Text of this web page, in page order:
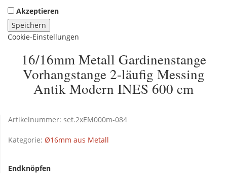
Akzeptieren
Speichern
Cookie-Einstellungen
16/16mm Metall Gardinenstange
Vorhangstange 2-läufig Messing
Antik Modern INES 600 cm
Artikelnummer: set.2xEM000m-084
Kategorie: Ø16mm aus Metall
Endknöpfen